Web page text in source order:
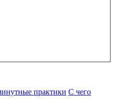
практики С чего